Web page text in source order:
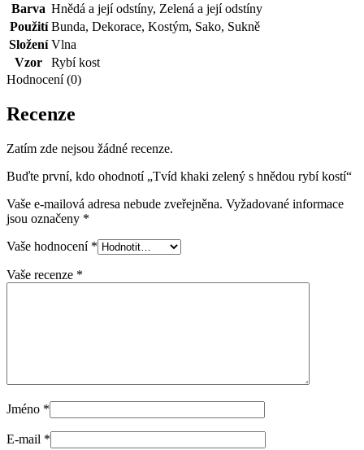
Barva Hnědá a její odstíny, Zelená a její odstíny
Použití Bunda, Dekorace, Kostým, Sako, Sukně
Složení Vlna
Vzor
Rybí kost
Hodnocení (0)
Recenze
Zatím zde nejsou žádné recenze.
Buďte první, kdo ohodnotí „Tvíd khaki zelený s hnědou rybí kostí“
Vaše e-mailová adresa nebude zveřejněna. Vyžadované informace
jsou označeny *
Vaše hodnocení *
Vaše recenze *
Jméno *
E-mail *